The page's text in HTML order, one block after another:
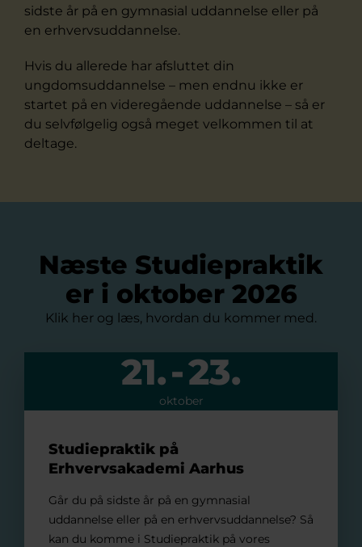
sidste år på en gymnasial uddannelse eller på
en erhvervsuddannelse.
Hvis du allerede har afsluttet din
ungdomsuddannelse – men endnu ikke er
startet på en videregående uddannelse – så er
du selvfølgelig også meget velkommen til at
deltage.
Næste Studiepraktik
er i oktober 2026
Klik her og læs, hvordan du kommer med.
21.-23.
oktober
Studiepraktik på
Erhvervsakademi Aarhus
Går du på sidste år på en gymnasial
uddannelse eller på en erhvervsuddannelse? Så
kan du komme i Studiepraktik på vores
Studiepraktik på Erhvervsakademi Aarhus